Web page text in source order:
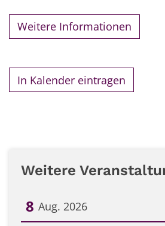
Weitere Informationen
In Kalender eintragen
Weitere
8 Aug. 2026